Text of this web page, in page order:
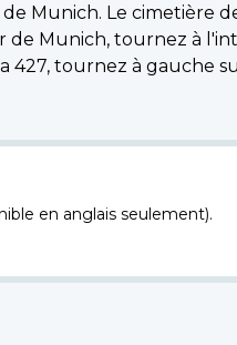
Munich. Le cimetière
de Munich, tournez à
tournez à gauche
en anglais seulement).